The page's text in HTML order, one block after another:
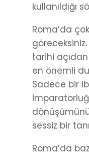
kullanıldığı
Roma’da
tarihi
en önemli
Sadece bir
sessiz bir
Roma’da